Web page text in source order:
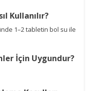
Kullanılır?
1–2 tabletin bol su ile
İçin Uygundur?